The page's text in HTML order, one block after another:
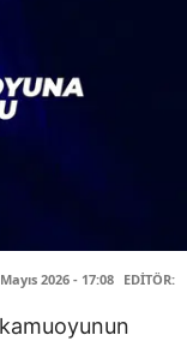
2026 - 17:08 EDİTÖR: